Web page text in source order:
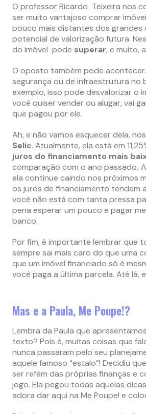
O professor Ricardo Teixeira nos
ser muito vantajoso comprar
pouco mais distantes dos grandes
potencial de valorização futura.
do imóvel pode superar, e muito, a
O oposto também pode
segurança ou de infraestrutura no
exemplo, isso pode desvalorizar o
você quiser vender ou alugar, vai
que pagou por ele.
Ah, e não vamos esquecer dela,
Selic. Atualmente, ela está em
juros do financiamento mais
comparação com o ano passado.
ela continue caindo nos próximos
os juros de financiamento tendem
você não está com tanta pressa
pena esperar um pouco e pagar
banco.
Por fim, é importante lembrar que
sempre sai mais caro do que uma
que um imóvel financiado só é
você paga a última parcela. Até lá,
Mas e a Paula, Me Poupe!?
Lembra da Paula que
texto? Pois é, muitas coisas que
nunca passaram pelo seu
aquele famoso “estalo”! Decidiu
ser refém das próprias finanças e
jogo. Ela pegou todas aquelas
adora dar aqui na Me Poupe! e